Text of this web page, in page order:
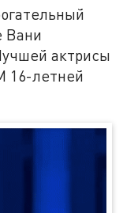
Вани
актрисы
16-летней